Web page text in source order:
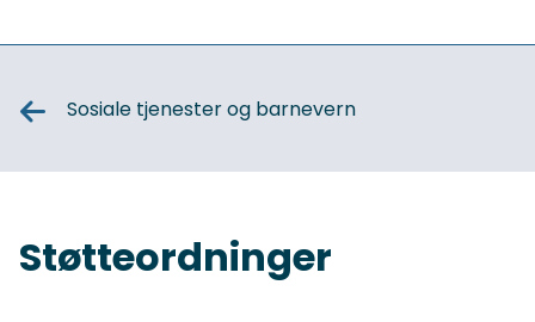
MELDING
Sosiale tjenester og barnevern
Støtteordninger